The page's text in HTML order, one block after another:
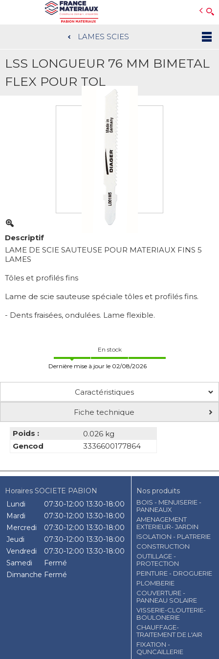
au
contenu
LAMES SCIES
LSS LONGUEUR 76 MM BIMETAL
FLEX POUR TOL
Descriptif
LAME DE SCIE SAUTEUSE POUR MATERIAUX FINS 5
LAMES
Tôles et profilés fins
Lame de scie sauteuse spéciale tôles et profilés fins.
- Dents fraisées, ondulées. Lame flexible.
En stock
Dernière mise à jour le 02/08/2026
Caractéristiques
Fiche technique
Poids :
0.026 kg
Gencod
3336600177864
Horaires SOCIETE PABION
Lundi
07:30-12:00 13:30-18:00
Mardi
07:30-12:00 13:30-18:00
Mercredi
07:30-12:00 13:30-18:00
Jeudi
07:30-12:00 13:30-18:00
Vendredi
07:30-12:00 13:30-18:00
Samedi
Fermé
Dimanche Fermé
Nos produits
BOIS - MENUISERIE -
PANNEAUX
AMENAGEMENT
EXTERIEUR- JARDIN
ISOLATION - PLATRERIE
CONSTRUCTION
OUTILLAGE -
PROTECTION
PEINTURE - DROGUERIE
PLOMBERIE
COUVERTURE -
PANNEAU SOLAIRE
VISSERIE-CLOUTERIE-
BOULONERIE
CHAUFFAGE-
TRAITEMENT DE L'AIR
FIXATION -
QUNCAILLERIE